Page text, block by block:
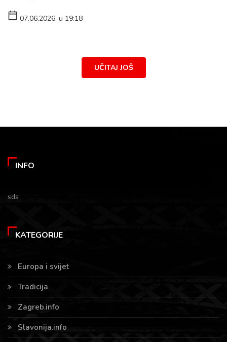
07.06.2026. u 19:18
UČITAJ JOŠ
INFO
sds
KATEGORIJE
Europa i svijet
Tradicija
Zagreb.info
Slavonija.info